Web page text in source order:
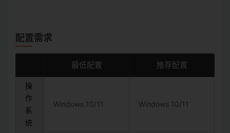
配置需求
最低配置 推荐配置
操
作
系
统
Windows 10/11 Windows 10/11